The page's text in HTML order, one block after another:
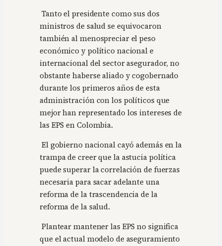
Tanto el presidente como sus dos
ministros de salud se equivocaron
también al menospreciar el peso
económico y político nacional e
internacional del sector asegurador, no
obstante haberse aliado y cogobernado
durante los primeros años de esta
administración con los políticos que
mejor han representado los intereses de
las EPS en Colombia.
El gobierno nacional cayó además en la
trampa de creer que la astucia política
puede superar la correlación de fuerzas
necesaria para sacar adelante una
reforma de la trascendencia de la
reforma de la salud.
Plantear mantener las EPS no significa
que el actual modelo de aseguramiento